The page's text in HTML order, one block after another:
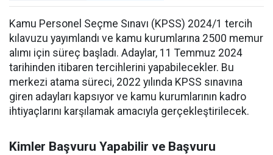
Kamu Personel Seçme Sınavı (KPSS) 2024/1 tercih
kılavuzu yayımlandı ve kamu kurumlarına 2500 memur
alımı için süreç başladı. Adaylar, 11 Temmuz 2024
tarihinden itibaren tercihlerini yapabilecekler. Bu
merkezi atama süreci, 2022 yılında KPSS sınavına
giren adayları kapsıyor ve kamu kurumlarının kadro
ihtiyaçlarını karşılamak amacıyla gerçekleştirilecek.
Kimler Başvuru Yapabilir ve Başvuru